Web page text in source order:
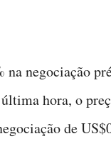
na negociação
hora, o
de